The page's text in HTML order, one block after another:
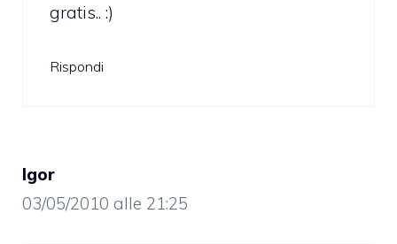
gratis.. :)
Rispondi
Igor
03/05/2010 alle 21:25